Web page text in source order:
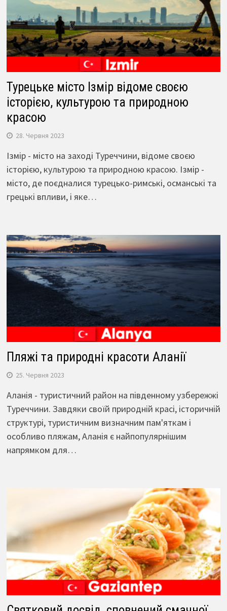
Турецьке місто Ізмір відоме своєю
історією, культурою та природною
красою
28. Червня 2023
Ізмір - місто на заході Туреччини, відоме своєю
історією, культурою та природною красою. Ізмір -
місто, де поєдналися турецько-римські, османські та
грецькі впливи, і яке…
Пляжі та природні красоти Аланії
25. Червня 2023
Аланія - туристичний район на південному узбережжі
Туреччини. Завдяки своїй природній красі, історичній
структурі, туристичним визначним пам'яткам і
особливо пляжам, Аланія є найпопулярнішим
напрямком для…